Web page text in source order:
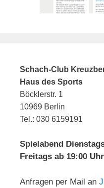
Schach-Club
Haus des Sports
Böcklerstr. 1
10969 Berlin
Tel.: 030 6159191
Spielabend
Freitags ab 19:00 Uhr
Anfragen per Mail an